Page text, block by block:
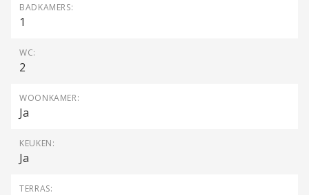
BADKAMERS:
1
WC:
2
WOONKAMER:
Ja
KEUKEN:
Ja
TERRAS: